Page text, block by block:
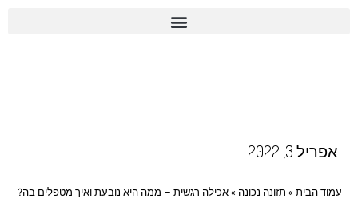
אפריל 3, 2022
עמוד הבית » תזונה נכונה »אכילה רגשית – ממה היא נובעת ואיך מטפלים בה?